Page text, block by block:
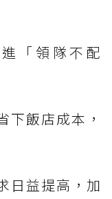
「領隊不配
下飯店成本，
日益提高，加